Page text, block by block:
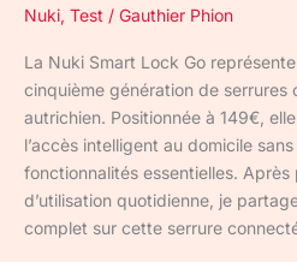
Nuki, Test / Gauthier Phion
La Nuki Smart Lock Go
cinquième génération de
autrichien. Positionnée à 149€,
l’accès intelligent au domicile
fonctionnalités essentielles. Après
d’utilisation quotidienne, je
complet sur cette serrure